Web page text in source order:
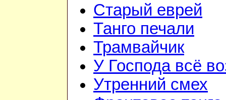
Старый еврей
Танго печали
Трамвайчик
У Господа всё
Утренний смех